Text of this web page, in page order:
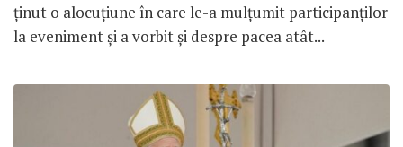
ținut o alocuțiune în care le-a mulțumit participanților
la eveniment și a vorbit și despre pacea atât...